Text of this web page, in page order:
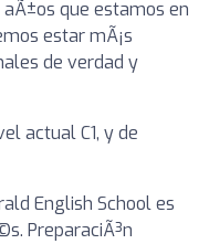
aÃ±os que estamos en
estar mÃ¡s
de verdad y
actual C1, y de
English School es
PreparaciÃ³n